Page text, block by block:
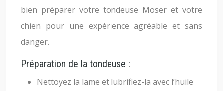
bien préparer votre tondeuse Moser et votre
chien pour une expérience agréable et sans
danger.
Préparation de la tondeuse :
Nettoyez la lame et lubrifiez-la avec l’huile